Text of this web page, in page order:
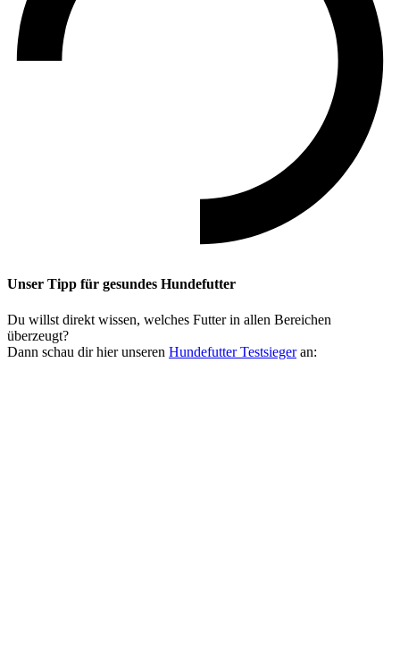
Unser Tipp für gesundes Hundefutter
Du willst direkt wissen, welches Futter in allen Bereichen
überzeugt?
Dann schau dir hier unseren Hundefutter Testsiegeran: